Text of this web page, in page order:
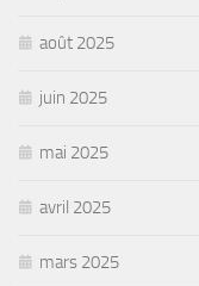
août 2025
juin 2025
mai 2025
avril 2025
mars 2025